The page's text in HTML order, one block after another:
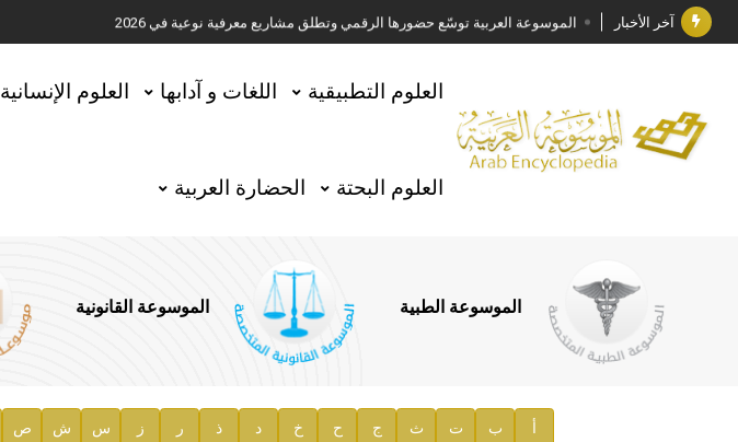
آخر الأخبار الموسوعة العربية توسّع حضورها الرقمي وتطلق مشاريع معرفية نوعية في 2026
جائزة مجمع الملك سلمان العالمي للغة العربية 2025
الأستاذ إياد خالد الطباع مدير عام لهيئة الموسوعة العربية
السيد محمد ياسين صالح وزيرا للثقافة
توصيات مجلس الإدارة
صدور المجلد السابع من موسوعة الآثار في سورية
إعلان..
العلوم التطبيقية اللغات و آدابها العلوم الإنسانية
العلوم البحتة الحضارة العربية
الموسوعة الطبية الموسوعة القانونية
أ ب ت ث ج ح خ د ذ ر ز س ش ص